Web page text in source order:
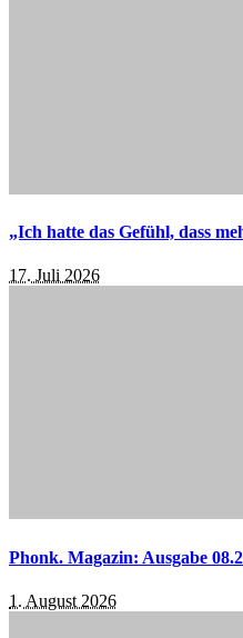
„Ich hatte das Gefühl, dass
17. Juli 2026
Phonk. Magazin: Ausgabe
1. August 2026